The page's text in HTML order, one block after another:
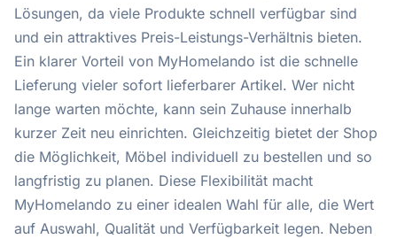
Lösungen, da viele Produkte schnell verfügbar sind
und ein attraktives Preis-Leistungs-Verhältnis bieten.
Ein klarer Vorteil von MyHomelando ist die schnelle
Lieferung vieler sofort lieferbarer Artikel. Wer nicht
lange warten möchte, kann sein Zuhause innerhalb
kurzer Zeit neu einrichten. Gleichzeitig bietet der Shop
die Möglichkeit, Möbel individuell zu bestellen und so
langfristig zu planen. Diese Flexibilität macht
MyHomelando zu einer idealen Wahl für alle, die Wert
auf Auswahl, Qualität und Verfügbarkeit legen. Neben